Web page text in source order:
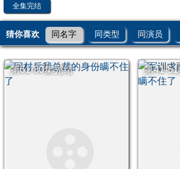
全集完结
猜你喜欢 同名字 同类型 同演员
第61-80集完结 第41-